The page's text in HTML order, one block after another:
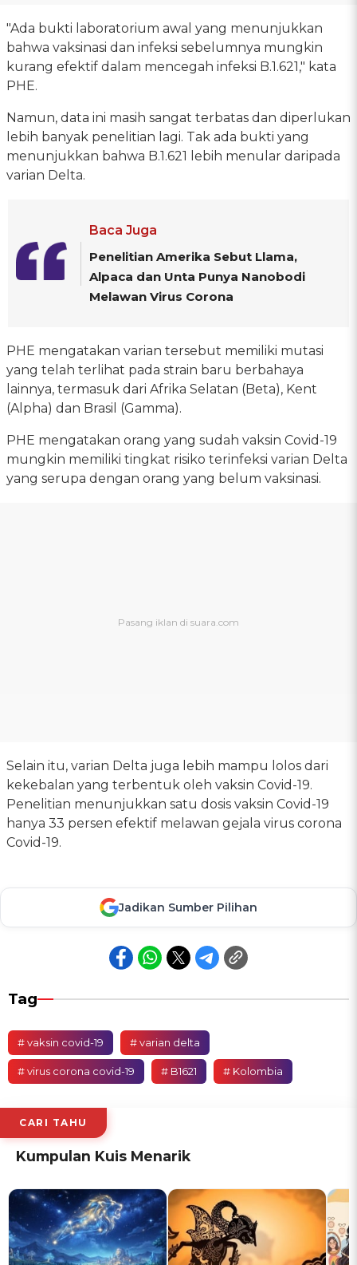
"Ada bukti laboratorium awal yang menunjukkan
bahwa vaksinasi dan infeksi sebelumnya mungkin
kurang efektif dalam mencegah infeksi B.1.621," kata
PHE.
Namun, data ini masih sangat terbatas dan diperlukan
lebih banyak penelitian lagi. Tak ada bukti yang
menunjukkan bahwa B.1.621 lebih menular daripada
varian Delta.
Baca Juga
Penelitian Amerika Sebut Llama,
Alpaca dan Unta Punya Nanobodi
Melawan Virus Corona
PHE mengatakan varian tersebut memiliki mutasi
yang telah terlihat pada strain baru berbahaya
lainnya, termasuk dari Afrika Selatan (Beta), Kent
(Alpha) dan Brasil (Gamma).
PHE mengatakan orang yang sudah vaksin Covid-19
mungkin memiliki tingkat risiko terinfeksi varian Delta
yang serupa dengan orang yang belum vaksinasi.
Selain itu, varian Delta juga lebih mampu lolos dari
kekebalan yang terbentuk oleh vaksin Covid-19.
Penelitian menunjukkan satu dosis vaksin Covid-19
hanya 33 persen efektif melawan gejala virus corona
Covid-19.
Jadikan Sumber Pilihan
Tag
# vaksin covid-19 # varian delta
# virus corona covid-19 # B1621 # Kolombia
CARI TAHU
Kumpulan Kuis Menarik